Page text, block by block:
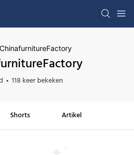
ChinafurnitureFactory
118 keer bekeken
Shorts Artikel